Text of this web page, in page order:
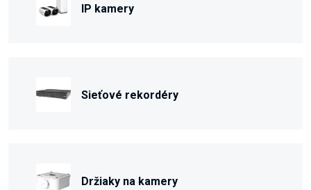
IP kamery
Sieťové rekordéry
Držiaky na kamery